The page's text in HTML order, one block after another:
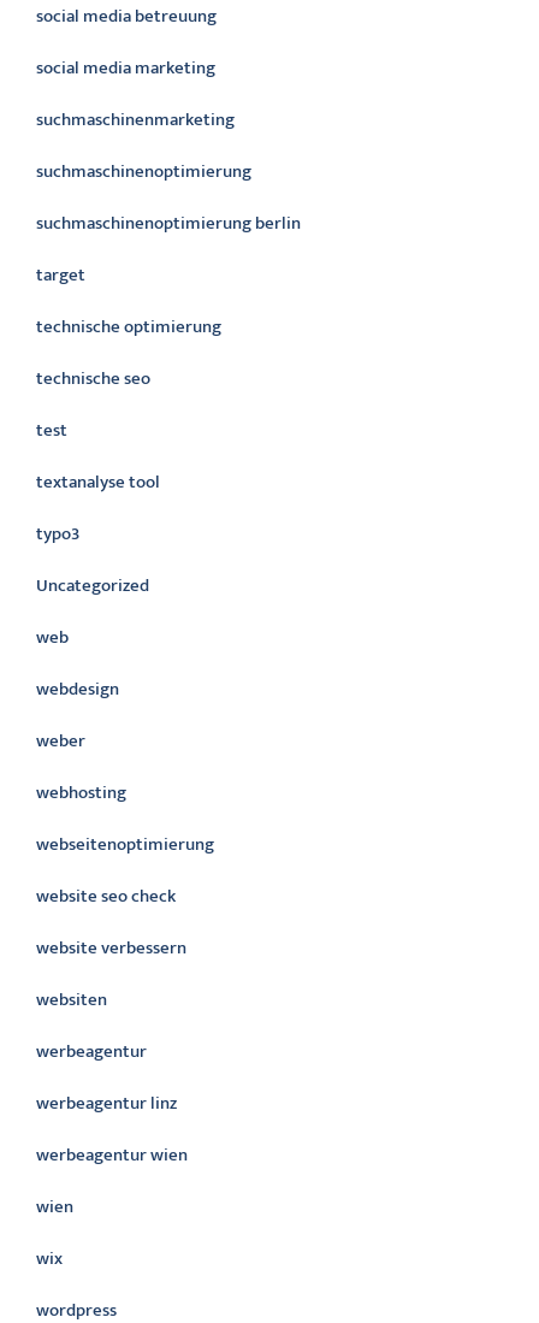
social media betreuung
social media marketing
suchmaschinenmarketing
suchmaschinenoptimierung
suchmaschinenoptimierung berlin
target
technische optimierung
technische seo
test
textanalyse tool
typo3
Uncategorized
web
webdesign
weber
webhosting
webseitenoptimierung
website seo check
website verbessern
websiten
werbeagentur
werbeagentur linz
werbeagentur wien
wien
wix
wordpress